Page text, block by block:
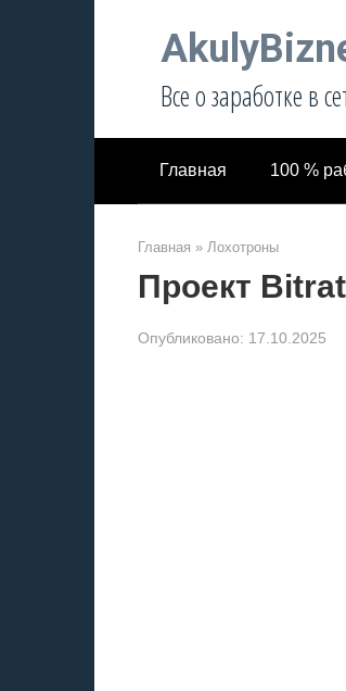
Все о заработке в
Главная 100 %
Главная » Лохотроны
Проект
Опубликовано: 17.10.2025